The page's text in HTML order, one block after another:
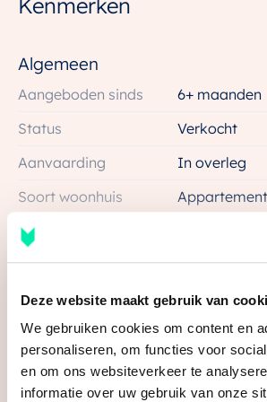
Deze website maakt gebruik van
We gebruiken cookies om content en
personaliseren, om functies voor
en om ons websiteverkeer te
informatie over uw gebruik van onze
Wonen op een toplocatie
perfecte mix van comfort, stijl en
energielabel A++ geniet je niet alleen
wat fijn is voor je portemonnee!
uitstekende isolatie en moderne
hier energiezuinig en
appartement is ook nog eens
stadsverwarming van Utrecht. De
bijzonder woongebouw op een
nieuwe, duurzame thuis?
Duurzaam en toekomstgericht
Algemeen
Aangeboden sinds
6+ maanden
Status
Verkocht
Aanvaarding
In overleg
Soort woonhuis
Soort bouw
Bouwjaar
2025
Ligging
In centrum,
Oppervlakten en inhoud
Bekijk alle kenmerken